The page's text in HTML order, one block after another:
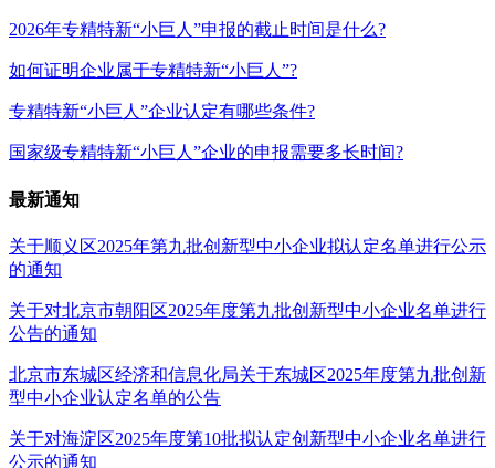
2026年专精特新“小巨人”申报的截止时间是什么?
如何证明企业属于专精特新“小巨人”?
专精特新“小巨人”企业认定有哪些条件?
国家级专精特新“小巨人”企业的申报需要多长时间?
最新通知
关于顺义区2025年第九批创新型中小企业拟认定名单进行公示
的通知
关于对北京市朝阳区2025年度第九批创新型中小企业名单进行
公告的通知
北京市东城区经济和信息化局关于东城区2025年度第九批创新
型中小企业认定名单的公告
关于对海淀区2025年度第10批拟认定创新型中小企业名单进行
公示的通知